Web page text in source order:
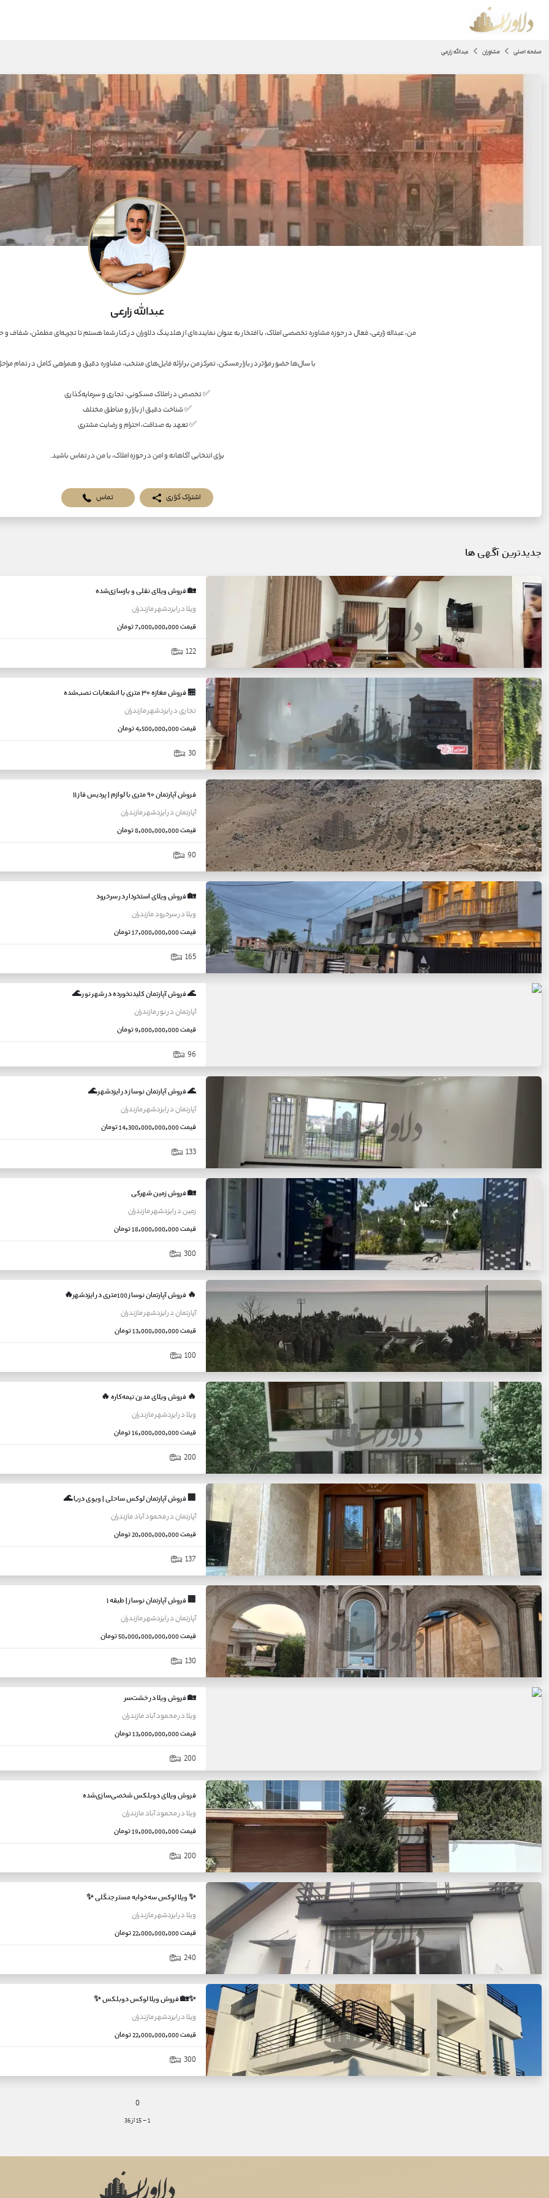
صفحه اصلی مشاوران عبدالله زارعی
عبدالله زارعی
برای انتخابی آگاهانه و امن در حوزه املاک، با من در تماس باشید.
اشتراک گزاری تماس
جدیدترین آگهی ها
🏡 فروش ویلای نقلی و بازسازی‌شده
ویلادرایزدشهرمازندران
قیمت7,000,000,000 تومان
122
🏪 فروش مغازه ۳۰ متری با انشعابات نصب‌شده
تجاریدرایزدشهرمازندران
قیمت4,500,000,000 تومان
30
فروش آپارتمان ۹۰ متری با لوازم | پردیس فاز ۱۱
آپارتماندرایزدشهرمازندران
قیمت8,000,000,000 تومان
90
🏡 فروش ویلای استخردار در سرخرود
ویلادرسرخرودمازندران
قیمت17,000,000,000 تومان
165
🌊 فروش آپارتمان کلیدنخورده در شهر نور 🌊
آپارتماندرنورمازندران
قیمت9,000,000,000 تومان
96
🌊 فروش آپارتمان نوساز در ایزدشهر 🌊
آپارتماندرایزدشهرمازندران
قیمت14,300,000,000,000 تومان
133
🏡 فروش زمین شهرکی
زمیندرایزدشهرمازندران
قیمت18,000,000,000 تومان
300
🔥 فروش آپارتمان نوساز 100متری در ایزدشهر🔥
آپارتماندرایزدشهرمازندران
قیمت13,000,000,000 تومان
100
🔥 فروش ویلای مدرن نیمه‌کاره 🔥
ویلادرایزدشهرمازندران
قیمت16,000,000,000 تومان
200
🏢 فروش آپارتمان لوکس ساحلی | ویوی دریا 🌊
آپارتماندرمحمود آبادمازندران
قیمت20,000,000,000 تومان
137
🏢 فروش آپارتمان نوساز | طبقه ۱
آپارتماندرایزدشهرمازندران
قیمت50,000,000,000,000 تومان
130
🏡 فروش ویلا در خشت‌سر
ویلادرمحمود آبادمازندران
قیمت13,000,000,000 تومان
200
فروش ویلای دوبلکس شخصی‌سازی‌شده
ویلادرمحمود آبادمازندران
قیمت19,000,000,000 تومان
200
✨ ویلا لوکس سه‌خوابه مستر جنگلی ✨
ویلادرایزدشهرمازندران
قیمت22,000,000,000 تومان
240
✨🏡 فروش ویلا لوکس دوبلکس ✨
ویلادرایزدشهرمازندران
قیمت22,000,000,000 تومان
300
0
1
-
15از36